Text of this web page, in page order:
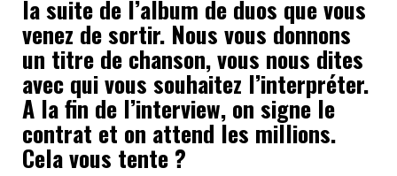
la suite de l’album de duos que vous
venez de sortir. Nous vous donnons
un titre de chanson, vous nous dites
avec qui vous souhaitez l’interpréter.
A la fin de l’interview, on signe le
contrat et on attend les millions.
Cela vous tente ?